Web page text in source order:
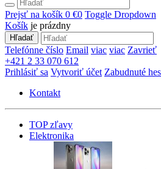
Prejsť na košík 0 €0 Toggle Dropdown
Košík je prázdny
Hľadať
Telefónne číslo Email viac viac Zavrieť
+421 2 33 070 612
Prihlásiť sa Vytvoriť účet Zabudnuté
Kontakt
TOP zľavy
Elektronika